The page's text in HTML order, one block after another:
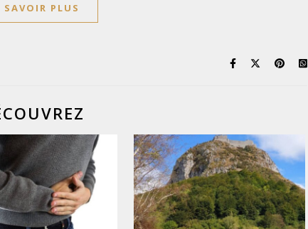
SAVOIR PLUS